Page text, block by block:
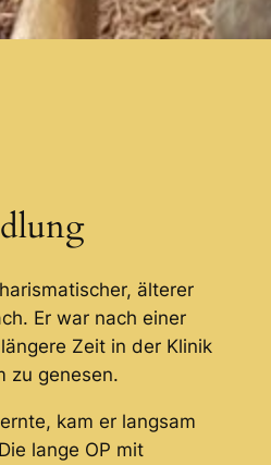
älterer
Er war nach einer
Zeit in der Klinik
zu genesen.
kam er langsam
lange OP mit